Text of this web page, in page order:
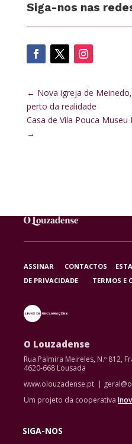
Siga-nos nas
← Nova igreja de
perto da realidade
Casa de Vila Pouca
→
ASSINAR CONTACTOS
DE PRIVACIDADE TERMOS E
O Louzadense
Rua Palmira Meireles, N.º 812,
4620-668 Lousada
www.olouzadense.pt |
Um projeto da cooperativa
SIGA-NOS